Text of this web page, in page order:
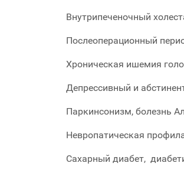
Внутрипеченочный
Послеоперационный
Хроническая ишемия
Депрессивный и
Паркинсонизм, болезнь
Невропатическая
Сахарный диабет,